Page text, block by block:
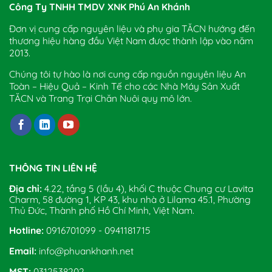
Công Ty TNHH TMDV XNK Phú An Khánh
Đơn vị cung cấp nguyên liệu và phụ gia TĂCN hướng đến
thương hiệu hàng đầu Việt Nam được thành lập vào năm
2013.
Chúng tôi tự hào là nơi cung cấp nguồn nguyên liệu An
Toàn – Hiệu Quả – Kinh Tế cho các Nhà Máy Sản Xuất
TĂCN và Trang Trại Chăn Nuôi quy mô lớn.
THÔNG TIN LIÊN HỆ
Địa chỉ: 4.22, tầng 5 (lầu 4), khối C thuộc Chung cư Lavita
Charm, 58 đường 1, KP 43, khu nhà ở Lilama 45.1, Phường
Thủ Đức, Thành phố Hồ Chí Minh, Việt Nam.
Hotline: 0916701099 - 0941181715
Email: info@phuankhanh.net